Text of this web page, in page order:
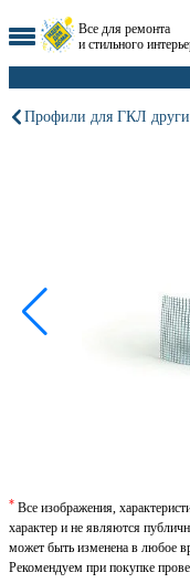
Все для ремонта
и стильного
Профили для ГКЛ
* Все изображения,
характер и не являются
может быть изменена в любое
Рекомендуем при покупке